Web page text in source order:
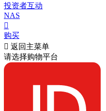
投资者互动
NAS

购买
 返回主菜单
请选择购物平台